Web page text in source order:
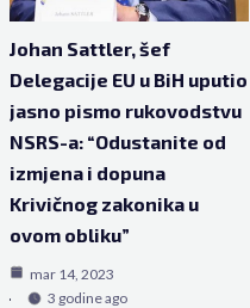
Johan Sattler, šef
Delegacije EU u BiH uputio
jasno pismo rukovodstvu
NSRS-a: “Odustanite od
izmjena i dopuna
Krivičnog zakonika u
ovom obliku”
mar 14, 2023
3 godine ago